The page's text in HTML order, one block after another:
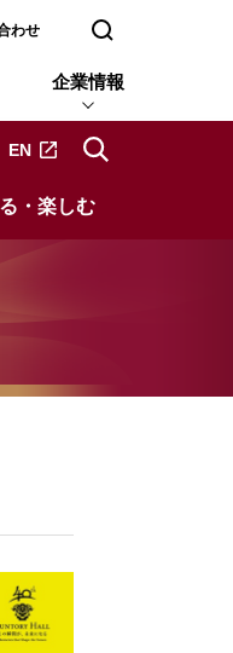
わせ 検索窓を開く
企業情報
EN新しいタブで開きます
・楽しむ